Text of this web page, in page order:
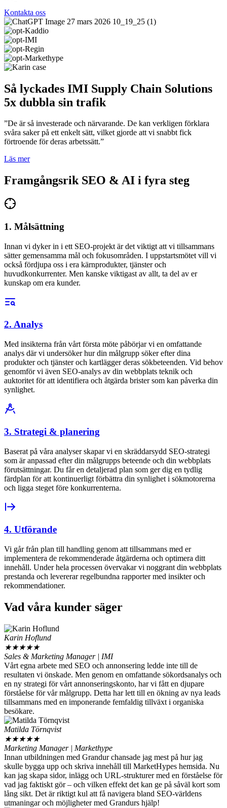
Kontakta oss
Så lyckades IMI Supply Chain Solutions
5x dubbla sin trafik
”De är så investerade och närvarande. De kan verkligen förklara
svåra saker på ett enkelt sätt, vilket gjorde att vi snabbt fick
förtroende för deras arbetssätt.”
Läs mer
Framgångsrik SEO & AI i fyra steg
1. Målsättning
Innan vi dyker in i ett SEO-projekt är det viktigt att vi tillsammans
sätter gemensamma mål och fokusområden. I uppstartsmötet vill vi
också fördjupa oss i era kärnprodukter, tjänster och
huvudkonkurrenter. Men kanske viktigast av allt, ta del av er
kunskap om era kunder.
2. Analys
Med insikterna från vårt första möte påbörjar vi en omfattande
analys där vi undersöker hur din målgrupp söker efter dina
produkter och tjänster och kartlägger deras sökbeteenden. Vid behov
genomför vi även SEO-analys av din webbplats teknik och
auktoritet för att identifiera och åtgärda brister som kan påverka din
synlighet.
3. Strategi & planering
Baserat på våra analyser skapar vi en skräddarsydd SEO-strategi
som är anpassad efter din målgrupps beteende och din webbplats
förutsättningar. Du får en detaljerad plan som ger dig en tydlig
färdplan för att kontinuerligt förbättra din synlighet i sökmotorerna
och ligga steget före konkurrenterna.
4. Utförande
Vi går från plan till handling genom att tillsammans med er
implementera de rekommenderade åtgärderna och optimera ditt
innehåll. Under hela processen övervakar vi noggrant din webbplats
prestanda och levererar regelbundna rapporter med insikter och
rekommendationer.
Vad våra kunder säger
Karin Hoflund
★★★★★
Sales & Marketing Manager | IMI
Vårt egna arbete med SEO och annonsering ledde inte till de
resultaten vi önskade. Men genom en omfattande sökordsanalys och
en ny strategi för vårt annonseringskonto, har vi fått en djupare
förståelse för vår målgrupp. Detta har lett till en ökning av nya leads
tillsammans med en imponerande femfaldig tillväxt i organiska
besökare.
Matilda Törnqvist
★★★★★
Marketing Manager | Markethype
Innan utbildningen med Grandur chansade jag mest på hur jag
skulle bygga upp och skriva innehåll till MarketHypes hemsida. Nu
kan jag skapa sidor, inlägg och URL-strukturer med en förståelse för
vad jag faktiskt gör – och vilken effekt det kan ge på såväl kort som
lång sikt. Det är riktigt kul att få navigera bland SEO-världens
utmaningar och möjligheter med Grandurs hjälp!